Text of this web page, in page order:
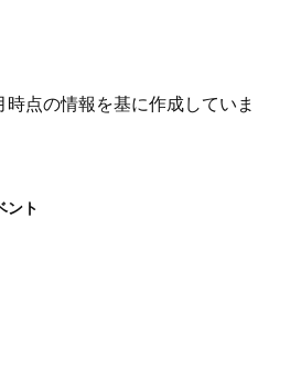
点の情報を基に作成していま
ント